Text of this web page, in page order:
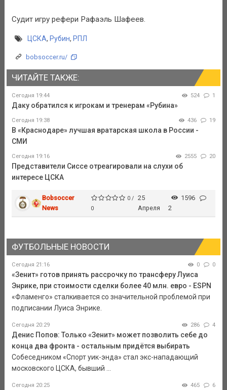
Судит игру рефери Рафаэль Шафеев.
ЦСКА, Рубин, РПЛ
bobsoccer.ru/
ЧИТАЙТЕ ТАКЖЕ:
Сегодня 19:44 524 1
Даку обратился к игрокам и тренерам «Рубина»
Сегодня 19:38 436 19
В «Краснодаре» лучшая вратарская школа в России -
СМИ
Сегодня 19:16 2555 20
Представители Сиссе отреагировали на слухи об
интересе ЦСКА
Bobsoccer
News
0 /
0
25
Апреля
1596
2
ФУТБОЛЬНЫЕ НОВОСТИ
Сегодня 21:16 0 0
«Зенит» готов принять рассрочку по трансферу Луиса
Энрике, при стоимости сделки более 40 млн. евро - ESPN
«Фламенго» сталкивается со значительной проблемой при
подписании Луиса Энрике.
Сегодня 20:29 286 4
Денис Попов: Только «Зенит» может позволить себе до
конца два фронта - остальным придётся выбирать
Собеседником «Спорт уик-энда» стал экс-нападающий
московского ЦСКА, бывший ...
Сегодня 20:25 465 6